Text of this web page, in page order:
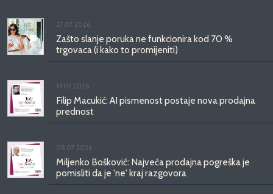
27.07.2026.
Zašto slanje poruka ne funkcionira kod 70 %
trgovaca (i kako to promijeniti)
14.07.2026.
Filip Macukić: AI pismenost postaje nova prodajna
prednost
08.07.2026.
Miljenko Bošković: Najveća prodajna pogreška je
pomisliti da je 'ne' kraj razgovora